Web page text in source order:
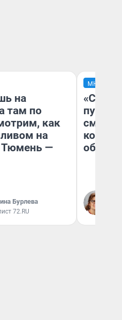
на
там по
как
на
Тюмень —
Бурлева
72.RU
МНЕНИЕ